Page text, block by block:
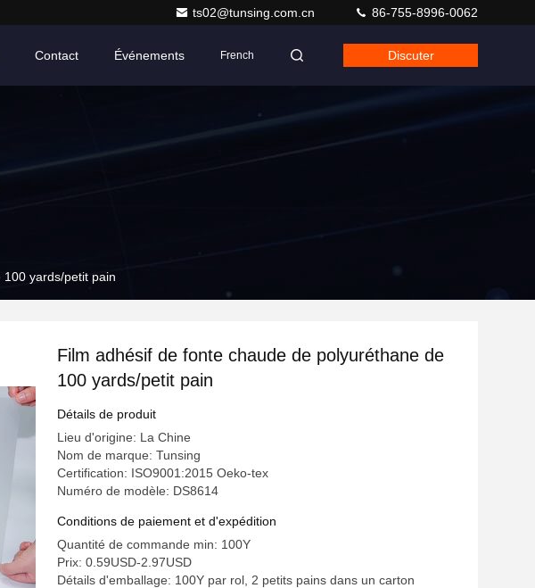
ts02@tunsing.com.cn 86-755-8996-0062
Contact Événements French Discuter
yards/petit pain
Film adhésif de fonte chaude de polyuréthane de
100 yards/petit pain
Détails de produit
Lieu d'origine: La Chine
Nom de marque: Tunsing
Certification: ISO9001:2015 Oeko-tex
Numéro de modèle: DS8614
Conditions de paiement et d'expédition
Quantité de commande min: 100Y
Prix: 0.59USD-2.97USD
Détails d'emballage: 100Y par rol, 2 petits pains dans un carton